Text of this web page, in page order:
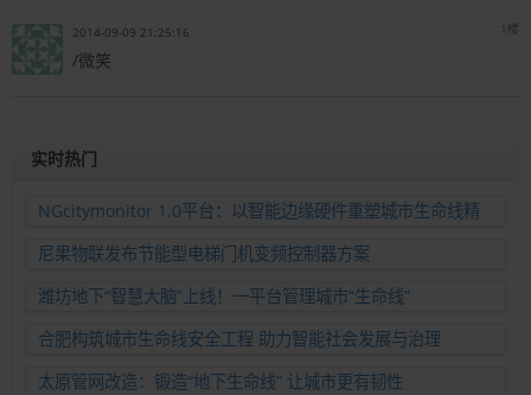
2014-09-09 21:25:16 1楼
/微笑
实时热门
NGcitymonitor 1.0平台：以智能边缘硬件重塑城市生命线精
尼果物联发布节能型电梯门机变频控制器方案
潍坊地下“智慧大脑”上线！一平台管理城市“生命线”
合肥构筑城市生命线安全工程 助力智能社会发展与治理
太原管网改造：锻造“地下生命线” 让城市更有韧性